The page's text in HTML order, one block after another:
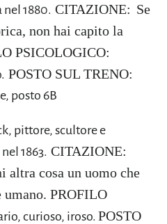
1880. CITAZIONE: Se
non hai capito la
PSICOLOGICO:
POSTO SUL TRENO:
posto 6B
pittore, scultore e
1863. CITAZIONE:
altra cosa un uomo che
umano. PROFILO
curioso, iroso. POSTO